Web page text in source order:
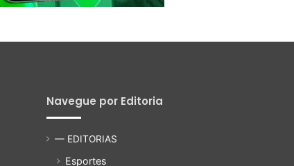
Navegue por Editoria
— EDITORIAS
Esportes